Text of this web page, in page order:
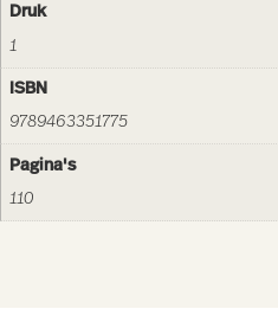
Druk
1
ISBN
9789463351775
Pagina's
110